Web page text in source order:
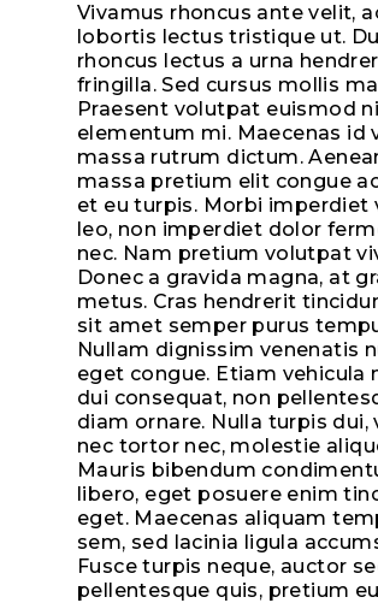
Vivamus rhoncus ante velit,
lobortis lectus tristique ut.
rhoncus lectus a urna
fringilla. Sed cursus mollis
Praesent volutpat euismod
elementum mi. Maecenas id
massa rutrum dictum.
massa pretium elit congue
et eu turpis. Morbi imperdiet
leo, non imperdiet dolor
nec. Nam pretium volutpat
Donec a gravida magna, at
metus. Cras hendrerit
sit amet semper purus
Nullam dignissim venenatis
eget congue. Etiam vehicula
dui consequat, non
diam ornare. Nulla turpis dui,
nec tortor nec, molestie
Mauris bibendum
libero, eget posuere enim
eget. Maecenas aliquam
sem, sed lacinia ligula
Fusce turpis neque, auctor
pellentesque quis, pretium